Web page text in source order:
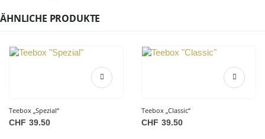
ÄHNLICHE PRODUKTE
Teebox „Spezial“
CHF 39.50
Teebox „Classic“
CHF 39.50